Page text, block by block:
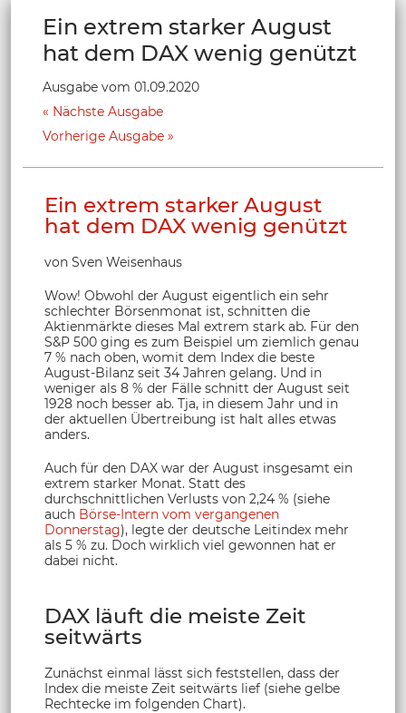
Ein extrem starker August
hat dem DAX wenig genützt
Ausgabe vom 01.09.2020
Nächste Ausgabe
Vorherige Ausgabe
Ein extrem starker August
hat dem DAX wenig genützt
von Sven Weisenhaus
Wow! Obwohl der August eigentlich ein sehr
schlechter Börsenmonat ist, schnitten die
Aktienmärkte dieses Mal extrem stark ab. Für den
S&P 500 ging es zum Beispiel um ziemlich genau
7 % nach oben, womit dem Index die beste
August-Bilanz seit 34 Jahren gelang. Und in
weniger als 8 % der Fälle schnitt der August seit
1928 noch besser ab. Tja, in diesem Jahr und in
der aktuellen Übertreibung ist halt alles etwas
anders.
Auch für den DAX war der August insgesamt ein
extrem starker Monat. Statt des
durchschnittlichen Verlusts von 2,24 % (siehe
auch Börse-Intern vom vergangenen
Donnerstag), legte der deutsche Leitindex mehr
als 5 % zu. Doch wirklich viel gewonnen hat er
dabei nicht.
DAX läuft die meiste Zeit
seitwärts
Zunächst einmal lässt sich feststellen, dass der
Index die meiste Zeit seitwärts lief (siehe gelbe
Rechtecke im folgenden Chart).